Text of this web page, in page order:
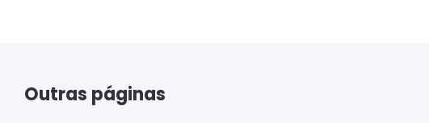
Outras páginas